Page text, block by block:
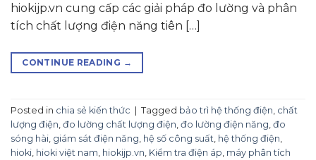
hiokijp.vn cung cấp các giải pháp đo lường và phân
tích chất lượng điện năng tiên […]
CONTINUE READING →
Posted in chia sẻ kiến thức Tagged bảo trì hệ thống điện chất
lượng điện đo lường chất lượng điện đo lường điện năng đo
sóng hài giám sát điện năng hệ số công suất hệ thống điện
hioki hioki việt nam hiokijp.vn Kiểm tra điện áp máy phân tích